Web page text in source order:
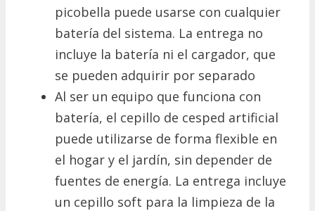
picobella puede usarse con cualquier
batería del sistema. La entrega no
incluye la batería ni el cargador, que
se pueden adquirir por separado
Al ser un equipo que funciona con
batería, el cepillo de cesped artificial
puede utilizarse de forma flexible en
el hogar y el jardín, sin depender de
fuentes de energía. La entrega incluye
un cepillo soft para la limpieza de la